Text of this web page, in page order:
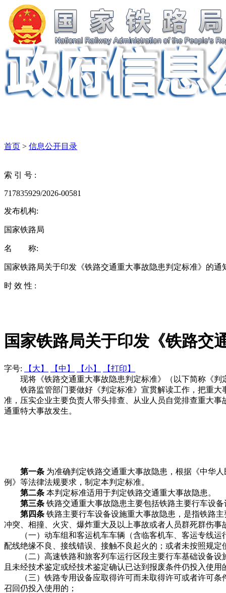
首页 > 信息公开目录
索 引 号 :
717835929/2026-00581
发布机构:
国家铁路局
名 称:
国家铁路局关于印发《铁路交通重大事故隐患判定标准》的通
时 效 性 :
国家铁路局关于印发《铁路交
字号: 【大】 【中】 【小】
【打印】
现将《铁路交通重大事故隐患判定标准》（以下简称《判
铁路监管部门要做好《判定标准》宣贯解读工作，把重大
准，压实企业主要负责人带头排查、从业人员自觉排查重大
通重特大事故发生。
第一条 为准确判定铁路交通重大事故隐患，根据《中华
例》等法律法规要求，制定本判定标准。
第二条 本判定标准适用于判定铁路交通重大事故隐患。
第三条 铁路交通重大事故隐患主要包括铁路主要行车设
第四条 铁路主要行车设备设施重大事故隐患，是指铁路
冲突、相撞、火灾、爆炸重大及以上事故或者人员群死群伤事
（一）动车组和客运机车车辆（含临客机车、客运专线运
配线绝缘不良、接线错误、接触不良起火的；或者未按照规
（二）高速铁路和旅客列车运行区段主要行车基础设备设
且未经技术鉴定或经技术鉴定确认已达到报废条件仍投入使用
（三）铁路专用设备应取得许可而未取得许可或者许可条
召回仍投入使用的；